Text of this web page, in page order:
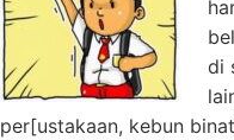
di
per[ustakaan, kebun